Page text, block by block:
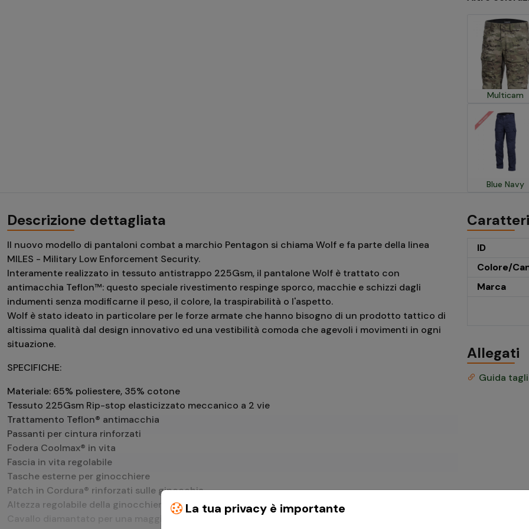
Multicam
Blue Navy
Descrizione dettagliata
Il nuovo modello di pantaloni combat a marchio Pentagon si chiama Wolf e fa parte della linea
MILES - Military Low Enforcement Security.
Interamente realizzato in tessuto antistrappo 225Gsm, il pantalone Wolf è trattato con
antimacchia Teflon™: questo speciale rivestimento respinge sporco, macchie e schizzi dagli
indumenti senza modificarne il peso, il colore, la traspirabilità o l'aspetto.
Wolf è stato ideato in particolare per le forze armate che hanno bisogno di un prodotto tattico di
altissima qualità dal design innovativo ed una vestibilità comoda che agevoli i movimenti in ogni
situazione.
SPECIFICHE:
Materiale: 65% poliestere, 35% cotone
Tessuto 225Gsm Rip-stop elasticizzato meccanico a 2 vie
Trattamento Teflon® antimacchia
Passanti per cintura rinforzati
Fodera Coolmax® in vita
Fascia in vita regolabile
Tasche esterne per ginocchiere
Patch in Cordura® rinforzati sulle ginocchia
Altezza regolabile della ginocchiera
Cavallo diamantato per una maggior libertà di movimento
ID
Colore/
Marca
Allegati
Guida
La tua privacy è importante